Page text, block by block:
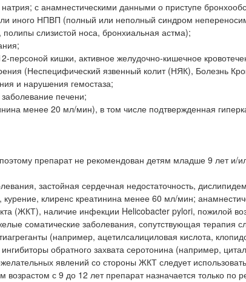
с анамнестическими данными о приступе
иного НПВП (полный или неполный синдром
слизистой носа, бронхиальная астма);
персоной кишки, активное желудочно-кишечное
(Неспецифический язвенный колит (НЯК), Болезнь
и нарушения гемостаза;
печени;
менее 20 мл/мин), в том числе подтвержденная
препарат не рекомендован детям младше 9 лет и/
застойная сердечная недостаточность,
клиренс креатинина менее 60 мл/мин;
(ЖКТ), наличие инфекции Helicobacter pylori, пожилой
соматические заболевания, сопутствующая терапия
(например, ацетилсалициловая кислота,
обратного захвата серотонина (например,
явлений со стороны ЖКТ следует
с 9 до 12 лет препарат назначается только по